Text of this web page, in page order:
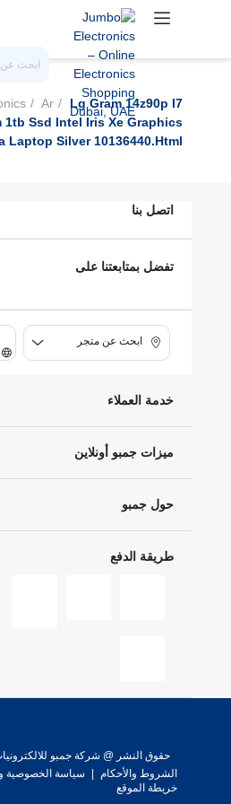
Ar
Lg Gram 14z90p I7
1tb Ssd Intel Iris Xe Graphics
Laptop Silver 10136440.html
اتصل بنا
تفضل بمتابعتنا على
ابحث عن متجر
خدمة العملاء
ميزات جمبو أونلاين
حول جمبو
طريقة الدفع
حقوق النشر @ شركة جمبو للالكترونيات
الشروط والأحكام
سياسة الخصوصية
خريطة الموقع